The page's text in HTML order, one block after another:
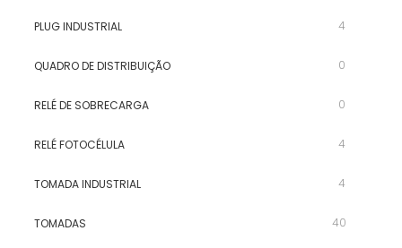
PLUG INDUSTRIAL 4
QUADRO DE DISTRIBUIÇÃO 0
RELÉ DE SOBRECARGA 0
RELÉ FOTOCÉLULA 4
TOMADA INDUSTRIAL 4
TOMADAS 40